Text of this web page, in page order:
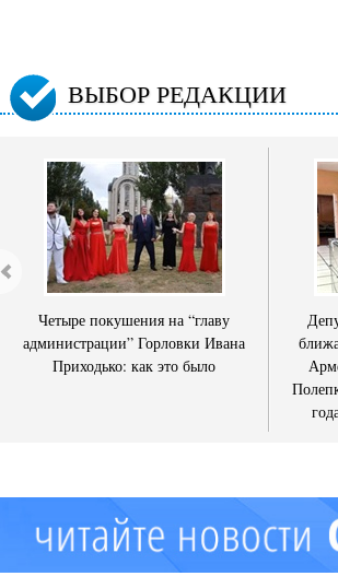
ВЫБОР РЕДАКЦИИ
Четыре покушения на “главу
администрации” Горловки Ивана
Приходько: как это было